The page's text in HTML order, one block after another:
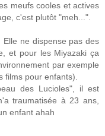
meufs cooles et actives
c'est plutôt "meh...".
ne dispense pas des
et pour les Miyazaki ça
par exemple
films pour enfants).
des Lucioles", il est
traumatisée à 23 ans,
enfant ahah